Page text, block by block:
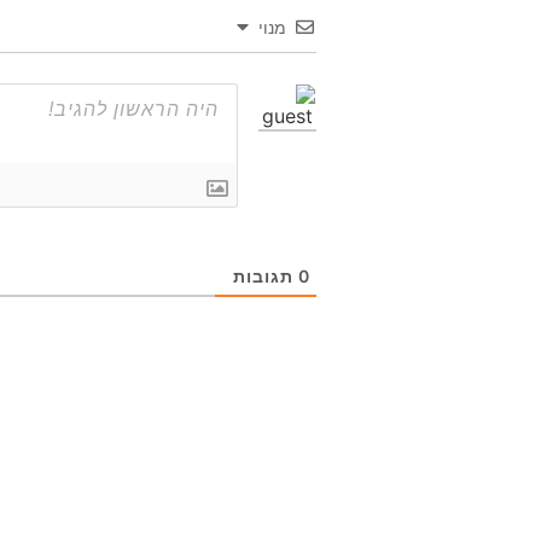
מנוי
0 תגובות